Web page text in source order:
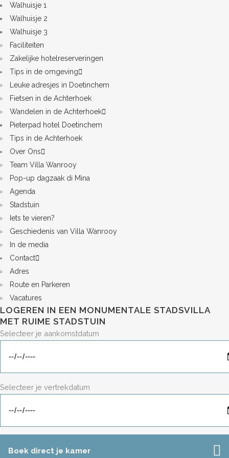
Walhuisje 1
Walhuisje 2
Walhuisje 3
Faciliteiten
Zakelijke hotelreserveringen
Tips in de omgeving
Leuke adresjes in Doetinchem
Fietsen in de Achterhoek
Wandelen in de Achterhoek
Pieterpad hotel Doetinchem
Tips in de Achterhoek
Over Ons
Team Villa Wanrooy
Pop-up dagzaak di Mina
Agenda
Stadstuin
Iets te vieren?
Geschiedenis van Villa Wanrooy
In de media
Contact
Adres
Route en Parkeren
Vacatures
LOGEREN IN EEN MONUMENTALE STADSVILLA
MET RUIME STADSTUIN
Selecteer je aankomstdatum
Selecteer je vertrekdatum
Boek direct je kamer